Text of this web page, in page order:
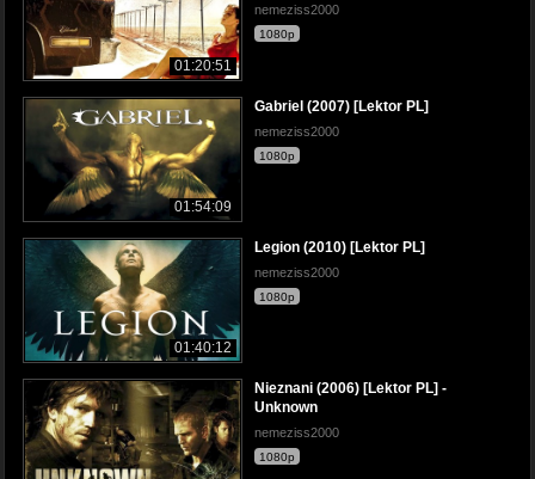
01:20:51
nemeziss2000
1080p
01:54:09
Gabriel (2007) [Lektor PL]
nemeziss2000
1080p
01:40:12
Legion (2010) [Lektor PL]
nemeziss2000
1080p
Nieznani (2006) [Lektor PL] -
Unknown
nemeziss2000
1080p